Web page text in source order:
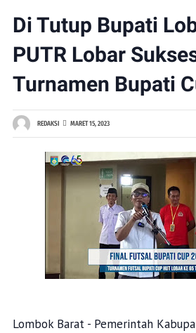
Di Tutup Bupati
PUTR Lobar
Turnamen Bupati
REDAKSI MARET 15, 2023
Lombok Barat - Pemerintah